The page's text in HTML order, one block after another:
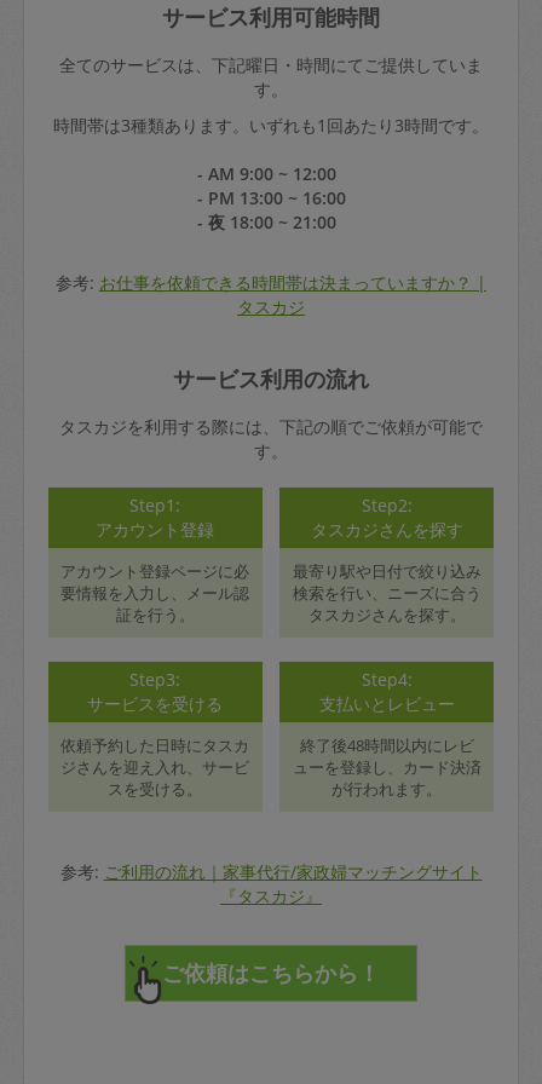
サービス利用可能時間
全てのサービスは、下記曜日・時間にてご提供していま
す。
時間帯は3種類あります。いずれも1回あたり3時間です。
- AM 9:00 ~ 12:00
- PM 13:00 ~ 16:00
- 夜 18:00 ~ 21:00
参考: お仕事を依頼できる時間帯は決まっていますか？ |
タスカジ
サービス利用の流れ
タスカジを利用する際には、下記の順でご依頼が可能で
す。
Step1:
アカウント登録
アカウント登録ページに必
要情報を入力し、メール認
証を行う。
Step2:
タスカジさんを探す
最寄り駅や日付で絞り込み
検索を行い、ニーズに合う
タスカジさんを探す。
Step3:
サービスを受ける
依頼予約した日時にタスカ
ジさんを迎え入れ、サービ
スを受ける。
Step4:
支払いとレビュー
終了後48時間以内にレビ
ューを登録し、カード決済
が行われます。
参考: ご利用の流れ｜家事代行/家政婦マッチングサイト
『タスカジ』